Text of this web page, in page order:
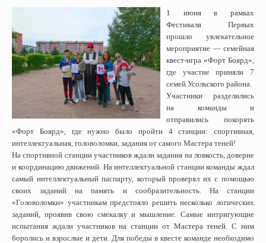
1 июня в рамках
Фестиваля Первых
прошло увлекательное
мероприятие — семейная
квест-игра «Форт Боярд»,
где участие приняли 7
семей Усольского района.
Участники разделились
на команды и
отправились покорять
«Форт Боярд», где нужно было пройти 4 станции: спортивная,
интеллектуальная, головоломки, задания от самого Мастера теней!
На спортивной станции участников ждали задания на ловкость, доверие
и координацию движений. На интеллектуальной станции команды ждал
самый интеллектуальный паспарту, который проверял их с помощью
своих заданий на память и сообразительность. На станции
«Головоломки» участникам предстояло решить несколько логических
заданий, проявив свою смекалку и мышление. Самые интригующие
испытания ждали участников на станции от Мастера теней. С ним
боролись и взрослые и дети. Для победы в квесте команде необходимо